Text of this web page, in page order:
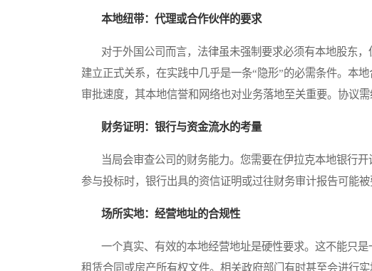
本地纽带：代理或合作伙伴的要求
对于外国公司而言，法律虽未强制要求必须有本地股东，
建立正式关系，在实践中几乎是一条“隐形”的必需条件。本
审批速度，其本地信誉和网络也对业务落地至关重要。协议需
财务证明：银行与资金流水的考量
当局会审查公司的财务能力。您需要在伊拉克本地银行开
参与投标时，银行出具的资信证明或过往财务审计报告可能
场所实地：经营地址的合规性
一个真实、有效的本地经营地址是硬性要求。这不能只是
租赁合同或房产所有权文件。相关政府部门有时甚至会进行